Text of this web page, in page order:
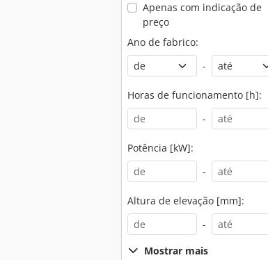
Apenas com indicação de
preço
Ano de fabrico:
-
Horas de funcionamento [h]:
-
Potência [kW]:
-
Altura de elevação [mm]:
-
Mostrar mais